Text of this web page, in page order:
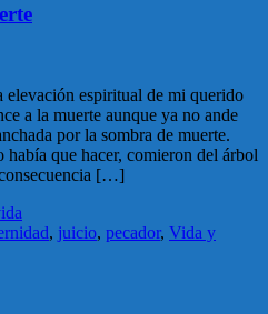
elevación espiritual de mi querido
a la muerte aunque ya no ande
por la sombra de muerte.
que hacer, comieron del árbol
[…]
, juicio, pecador, Vida y